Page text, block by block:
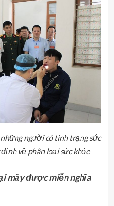
người có tình trạng sức
về phân loại sức khỏe
mấy được miễn nghĩa